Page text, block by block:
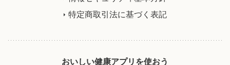
特定商取引法に基づく表記
おいしい健康アプリを使おう